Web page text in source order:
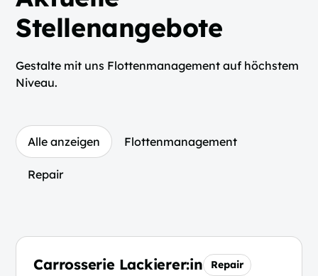
Stellenangebote
Gestalte mit uns Flottenmanagement auf höchstem
Niveau.
Alle anzeigen Flottenmanagement
Repair
Carrosserie Lackierer:in Repair